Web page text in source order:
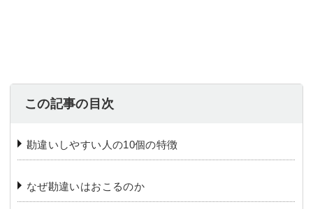
この記事の目次
勘違いしやすい人の10個の特徴
なぜ勘違いはおこるのか